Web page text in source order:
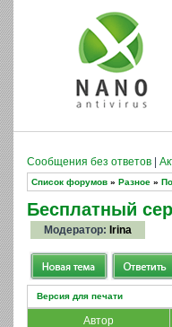
Сообщения без ответов
Список форумов » Разное »
Бесплатный
Модератор: Irina
Версия для печати
Автор